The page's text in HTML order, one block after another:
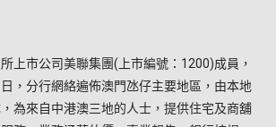
上市公司美聯集團(上市編號：1200)成員，
，分行網絡遍佈澳門氹仔主要地區，由本地
為來自中港澳三地的人士，提供住宅及商舖